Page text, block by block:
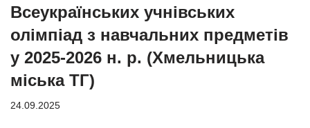
Всеукраїнських учнівських
олімпіад з навчальних предметів
у 2025-2026 н. р. (Хмельницька
міська ТГ)
24.09.2025